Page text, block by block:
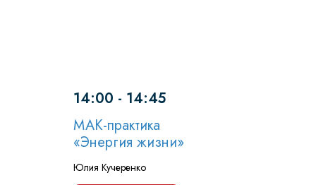
14:00 - 14:45
МАК-практика
«Энергия жизни»
Юлия Кучеренко